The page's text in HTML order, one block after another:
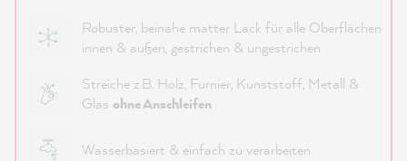
Robuster, beinahe matter Lack für alle Oberflächen
innen & außen, gestrichen & ungestrichen
Streiche z.B. Holz, Furnier, Kunststoff, Metall &
Glas ohne Anschleifen
Wasserbasiert & einfach zu verarbeiten